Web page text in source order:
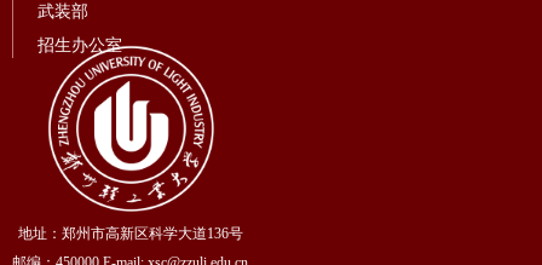
武装部
招生办公室
地址：郑州市高新区科学大道136号